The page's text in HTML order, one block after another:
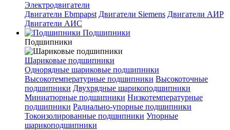
Электродвигатели
Двигатели Ebmpapst Двигатели Siemens Двигатели АИР
Двигатели АИС
Подшипники
Подшипники
Шариковые подшипники
Однорядные шариковые подшипники
Высокотемпературные подшипники Высокоточные
подшипники Двухрядные шарикоподшипники
Миниатюрные подшипники Низкотемпературные
подшипники Радиально-упорные подшипники
Токоизолированные подшипники Упорные
шарикоподшипники